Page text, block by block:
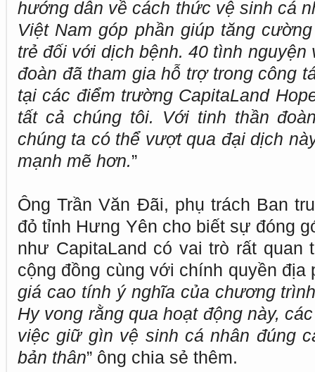
hướng dẫn về cách thức vệ sinh cá
Việt Nam góp phần giúp tăng
trẻ đối với dịch bệnh. 40 tình nguyện
đoàn đã tham gia hỗ trợ trong công
tại các điểm trường CapitaLand
tất cả chúng tôi. Với tinh thần
chúng ta có thể vượt qua đại dịch
mạnh mẽ hơn.”
Ông Trần Văn Đãi, phụ trách Ban
đỏ tỉnh Hưng Yên cho biết sự đóng
như CapitaLand có vai trò rất quan
cộng đồng cùng với chính quyền địa
giá cao tính ý nghĩa của chương
Hy vong rằng qua hoạt động này,
việc giữ gìn vệ sinh cá nhân đúng
bản thân” ông chia sẻ thêm.